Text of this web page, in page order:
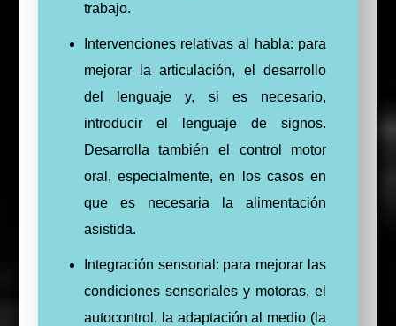
trabajo.
Intervenciones relativas al habla: para
mejorar la articulación, el desarrollo
del lenguaje y, si es necesario,
introducir el lenguaje de signos.
Desarrolla también el control motor
oral, especialmente, en los casos en
que es necesaria la alimentación
asistida.
Integración sensorial: para mejorar las
condiciones sensoriales y motoras, el
autocontrol, la adaptación al medio (la